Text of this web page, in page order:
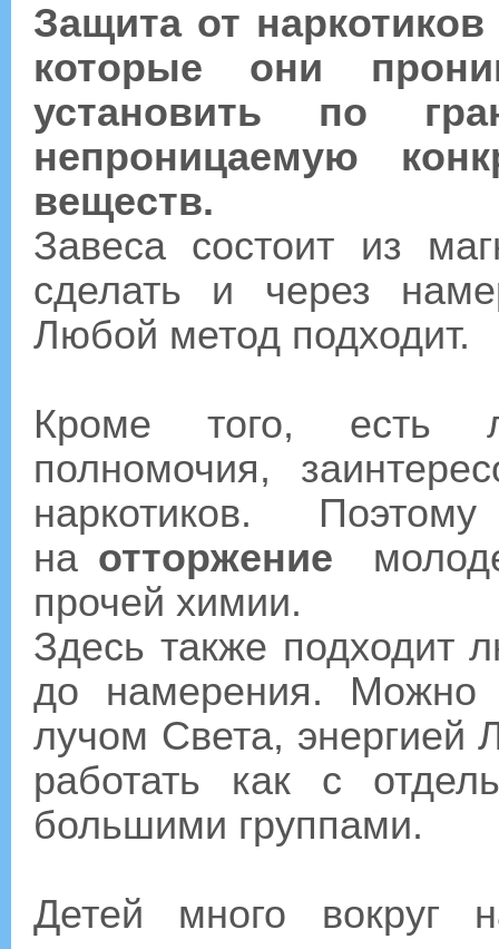
Защита от
которые они
установить по
непроницаемую
веществ.
Завеса состоит из
сделать и через
Любой метод подходит.
Кроме того, есть
полномочия,
наркотиков.
наотторжение
прочей химии.
Здесь также подходит
до намерения. Можно
лучом Света,
работать как с
большими группами.
Детей много вокруг